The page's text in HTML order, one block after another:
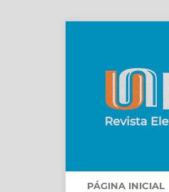
PÁGINA INICIAL